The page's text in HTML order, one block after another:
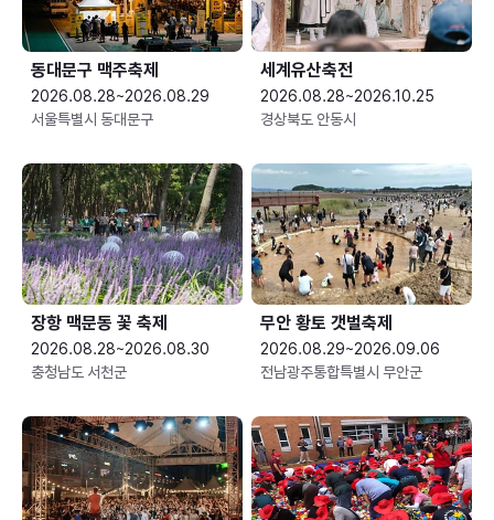
동대문구 맥주축제
2026.08.28~2026.08.29
서울특별시 동대문구
세계유산축전
2026.08.28~2026.10.25
경상북도 안동시
장항 맥문동 꽃 축제
2026.08.28~2026.08.30
충청남도 서천군
무안 황토 갯벌축제
2026.08.29~2026.09.06
전남광주통합특별시 무안군